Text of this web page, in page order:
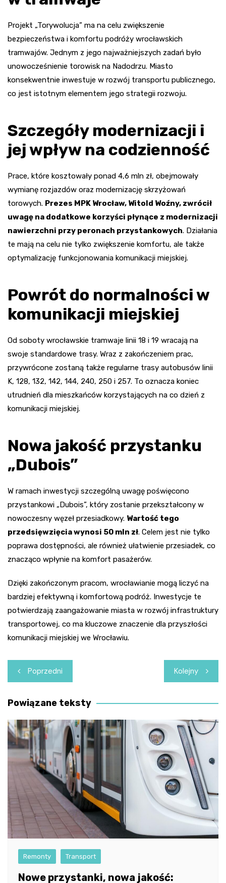
Projekt „Torywolucja” ma na celu zwiększenie
bezpieczeństwa i komfortu podróży wrocławskich
tramwajów. Jednym z jego najważniejszych zadań było
unowocześnienie torowisk na Nadodrzu. Miasto
konsekwentnie inwestuje w rozwój transportu publicznego,
co jest istotnym elementem jego strategii rozwoju.
Szczegóły modernizacji i
jej wpływ na codzienność
Prace, które kosztowały ponad 4,6 mln zł, obejmowały
wymianę rozjazdów oraz modernizację skrzyżowań
torowych. Prezes MPK Wrocław, Witold Woźny, zwrócił
uwagę na dodatkowe korzyści płynące z modernizacji
nawierzchni przy peronach przystankowych. Działania
te mają na celu nie tylko zwiększenie komfortu, ale także
optymalizację funkcjonowania komunikacji miejskiej.
Powrót do normalności w
komunikacji miejskiej
Od soboty wrocławskie tramwaje linii 18 i 19 wracają na
swoje standardowe trasy. Wraz z zakończeniem prac,
przywrócone zostaną także regularne trasy autobusów linii
K, 128, 132, 142, 144, 240, 250 i 257. To oznacza koniec
utrudnień dla mieszkańców korzystających na co dzień z
komunikacji miejskiej.
Nowa jakość przystanku
„Dubois”
W ramach inwestycji szczególną uwagę poświęcono
przystankowi „Dubois”, który zostanie przekształcony w
nowoczesny węzeł przesiadkowy. Wartość tego
przedsięwzięcia wynosi 50 mln zł. Celem jest nie tylko
poprawa dostępności, ale również ułatwienie przesiadek, co
znacząco wpłynie na komfort pasażerów.
Dzięki zakończonym pracom, wrocławianie mogą liczyć na
bardziej efektywną i komfortową podróż. Inwestycje te
potwierdzają zaangażowanie miasta w rozwój infrastruktury
transportowej, co ma kluczowe znaczenie dla przyszłości
komunikacji miejskiej we Wrocławiu.
Nawigacja
wpisu
Poprzedni Kolejny
Powiązane teksty
Remonty Transport
Nowe przystanki, nowa jakość: